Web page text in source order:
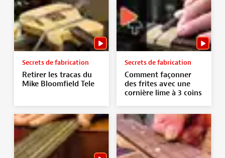
Secrets de fabrication
Retirer les tracas du
Mike Bloomfield Tele
Secrets de fabrication
Comment façonner
des frites avec une
cornière lime à 3 coins